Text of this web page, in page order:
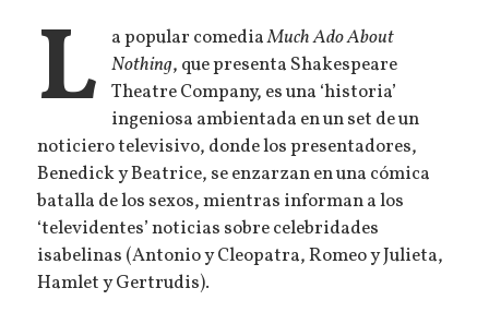
L a popular comediaMuch Ado About
Nothing, que presenta Shakespeare
Theatre Company, es una ‘historia’
ingeniosa ambientada en un set de un
noticiero televisivo, donde los presentadores,
Benedick y Beatrice, se enzarzan en una cómica
batalla de los sexos, mientras informan a los
‘televidentes’ noticias sobre celebridades
isabelinas (Antonio y Cleopatra, Romeo y Julieta,
Hamlet y Gertrudis).